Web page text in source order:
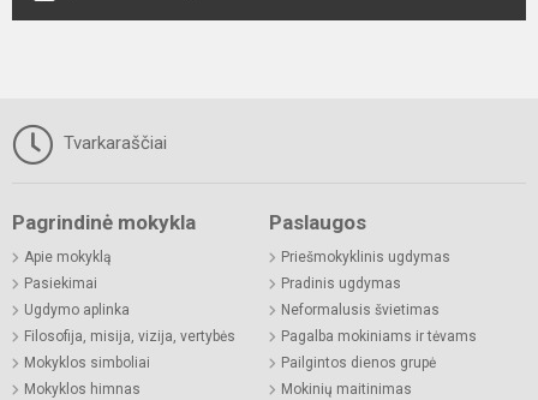
Tvarkaraščiai
Pagrindinė mokykla
Apie mokyklą
Pasiekimai
Ugdymo aplinka
Filosofija, misija, vizija, vertybės
Mokyklos simboliai
Mokyklos himnas
Paslaugos
Priešmokyklinis ugdymas
Pradinis ugdymas
Neformalusis švietimas
Pagalba mokiniams ir tėvams
Pailgintos dienos grupė
Mokinių maitinimas